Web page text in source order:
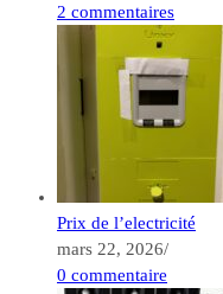
2 commentaires
Prix de l’electricité
mars 22, 2026/
0 commentaire